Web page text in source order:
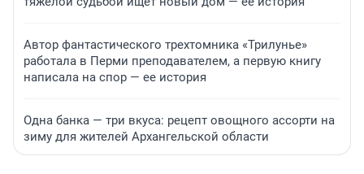
Автор фантастического трехтомника «Трилунье»
работала в Перми преподавателем, а первую книгу
написала на спор — ее история
Одна банка — три вкуса: рецепт овощного ассорти на
зиму для жителей Архангельской области